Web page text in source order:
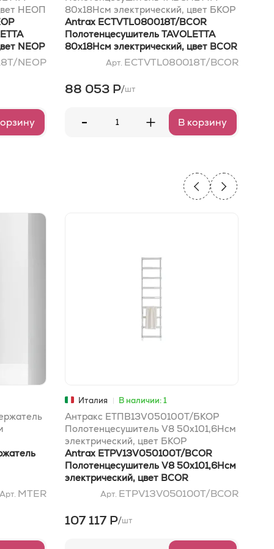
НЕОП
NEOP
NEOP
80x18Hсм электрический, цвет БКОР
Antrax ECTVTL080018T/BCOR
Полотенцесушитель TAVOLETTA
80x18Hсм электрический, цвет BCOR
Арт. ECTVTL080018T/BCOR
88 053 Р/шт
- + В корзину
Арт. MTER
Италия В наличии: 1
Антракс ЕТПВ13V050100T/БКОР
Полотенцесушитель V8 50x101,6Hсм
электрический, цвет БКОР
Antrax ETPV13V050100T/BCOR
Полотенцесушитель V8 50x101,6Hсм
электрический, цвет BCOR
Арт. ETPV13V050100T/BCOR
107 117 Р/шт